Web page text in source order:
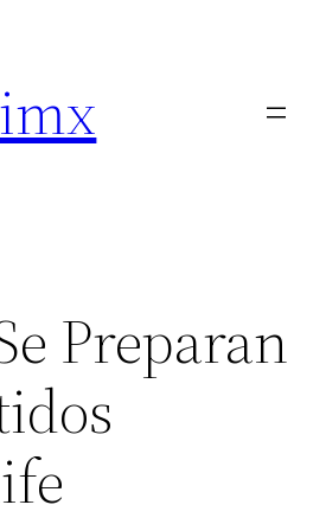
Preparan